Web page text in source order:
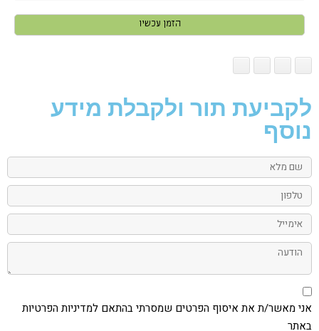
לקביעת תור ולקבלת מידע
נוסף
שם
מלא
טלפון
אימייל
הודעה
אני
מאשר/ת
את
אני מאשר/ת את איסוף הפרטים שמסרתי בהתאם למדיניות הפרטיות
באתר
אני
את
הפרטים
בהתאם
הפרטיות
באתר
הזמן עכשיו